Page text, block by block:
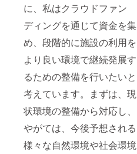
に、私はクラウドファン
ディングを通じて資金を集
め、段階的に施設の利用を
より良い環境で継続発展す
るための整備を行いたいと
考えています。まずは、現
状環境の整備から対応し、
やがては、今後予想される
様々な自然環境や社会環境